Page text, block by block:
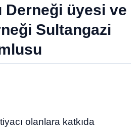
Derneği üyesi ve
Sultangazi
olanlara katkıda